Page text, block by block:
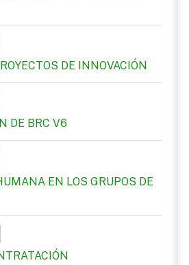
DE INNOVACIÓN
DE BRC V6
EN LOS GRUPOS DE